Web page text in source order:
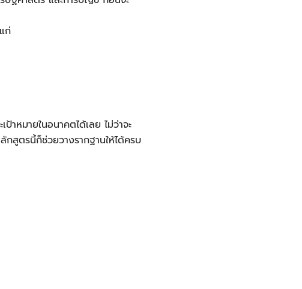
ก่
าหมายในอนาคตได้เลย ไม่ว่าจะ
กสูตรนี้ก็ช่วยวางรากฐานให้ได้ครบ